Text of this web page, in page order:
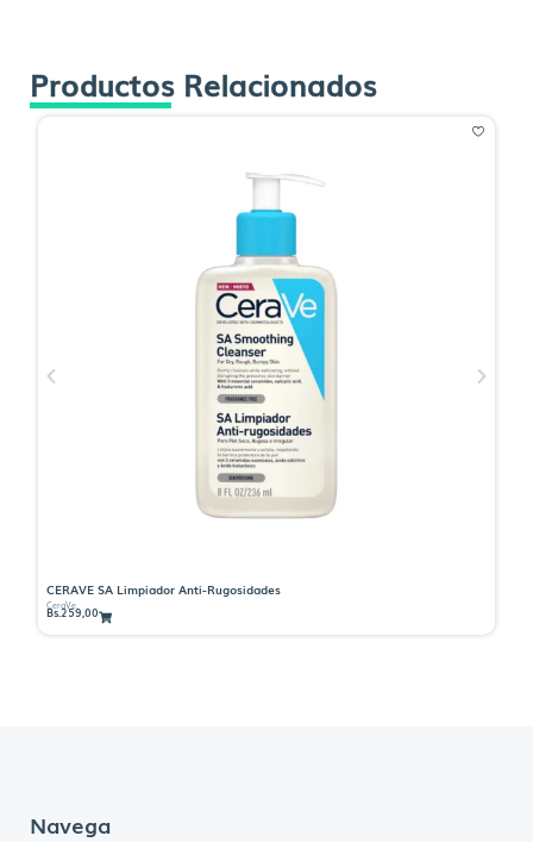
Productos Relacionados
CERAVE SA Limpiador Anti-Rugosidades
CeraVe
Bs.259,00
Navega